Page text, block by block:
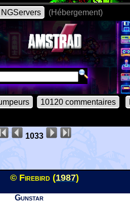
NGServers (Hébergement)
10120 commentaires
1033
© Firebird (1987)
Gunstar